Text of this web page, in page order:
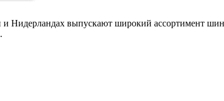
выпускают широкий ассортимент шин